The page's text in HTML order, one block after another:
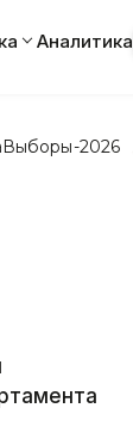
Аналитика
Выборы-2026